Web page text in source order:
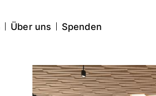
Über uns Spenden